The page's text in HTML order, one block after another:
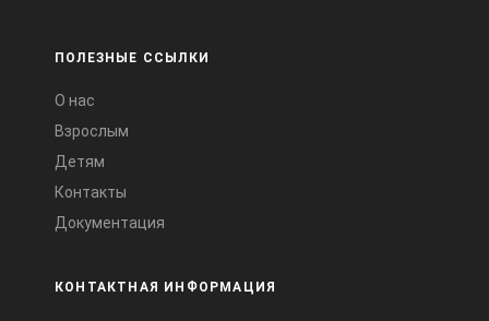
ПОЛЕЗНЫЕ ССЫЛКИ
О нас
Взрослым
Детям
Контакты
Документация
КОНТАКТНАЯ ИНФОРМАЦИЯ